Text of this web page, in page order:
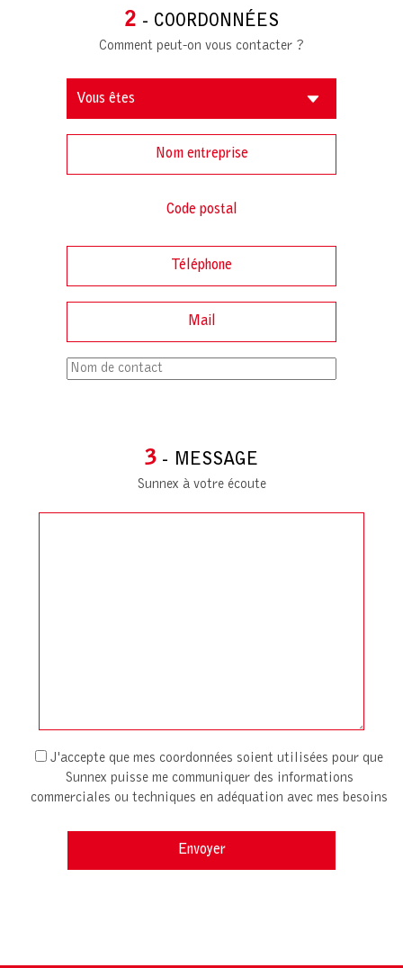
2 - COORDONNÉES
Comment peut-on vous contacter ?
3 - MESSAGE
Sunnex à votre écoute
J'accepte que mes coordonnées soient utilisées pour que
Sunnex puisse me communiquer des informations
commerciales ou techniques en adéquation avec mes besoins